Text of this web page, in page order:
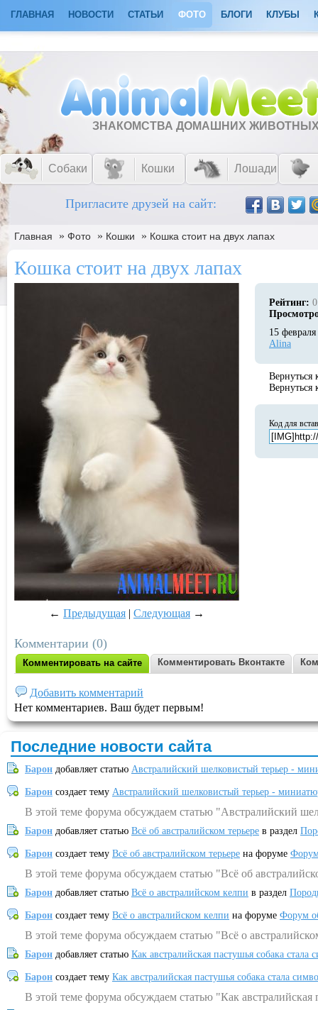
ГЛАВНАЯ НОВОСТИ СТАТЬИ ФОТО БЛОГИ КЛУБЫ
ЗНАКОМСТВА ДОМАШНИХ
Собаки Кошки Лошади
Пригласите друзей на сайт:
Главная » Фото » Кошки » Кошка стоит на двух лапах
Кошка стоит на двух лапах
← Предыдущая | Следующая →
Рейтинг: 0
15
Alina
Вернуться
Вернуться
Код для
Комментарии (0)
Комментировать на сайте Комментировать Вконтакте
Добавить комментарий
Нет комментариев. Ваш будет первым!
Последние новости сайта
Барон добавляет статью Австралийский шелковистый терьер -
Барон создает тему Австралийский шелковистый терьер -
В этой теме форума обсуждаем статью "Австралийский
Барон добавляет статью Всё об австралийском терьере в раздел
Барон создает тему Всё об австралийском терьере на форуме
В этой теме форума обсуждаем статью "Всё об
Барон добавляет статью Всё о австралийском келпи в раздел
Барон создает тему Всё о австралийском келпи на форуме Форум
В этой теме форума обсуждаем статью "Всё о
Барон добавляет статью Как австралийская пастушья собака
Барон создает тему Как австралийская пастушья собака стала
В этой теме форума обсуждаем статью "Как